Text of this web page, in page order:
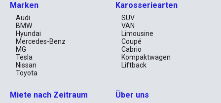
Marken
Audi
BMW
Hyundai
Mercedes-Benz
MG
Tesla
Nissan
Toyota
Karosseriearten
SUV
VAN
Limousine
Coupé
Cabrio
Kompaktwagen
Liftback
Miete nach Zeitraum Über uns